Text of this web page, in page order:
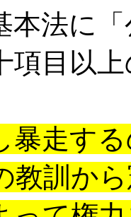
本法に
項目以
暴走す
教訓か